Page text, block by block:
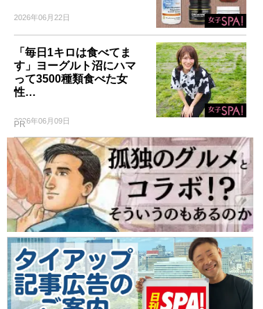
2026年06月22日
「毎日1キロは食べてま
す」ヨーグルト沼にハマ
って3500種類食べた女
性…
2026年06月09日
PR